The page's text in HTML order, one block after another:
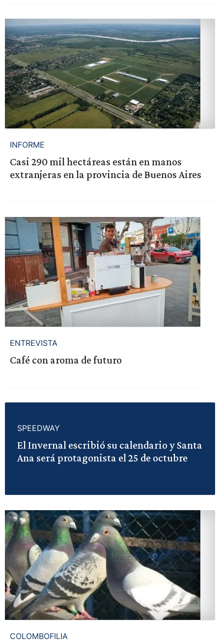
INFORME
Casi 290 mil hectáreas están en manos
extranjeras en la provincia de Buenos Aires
ENTREVISTA
Café con aroma de futuro
SPEEDWAY
El Invernal escribió su calendario y Santa
Ana será protagonista el 25 de octubre
COLOMBOFILIA